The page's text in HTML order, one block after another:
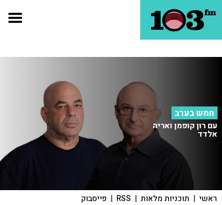
חמש בערב
עם רון קופמן ואריה
אלדד
ראשי | תוכניות מלאות |
RSS
| פייסבוק